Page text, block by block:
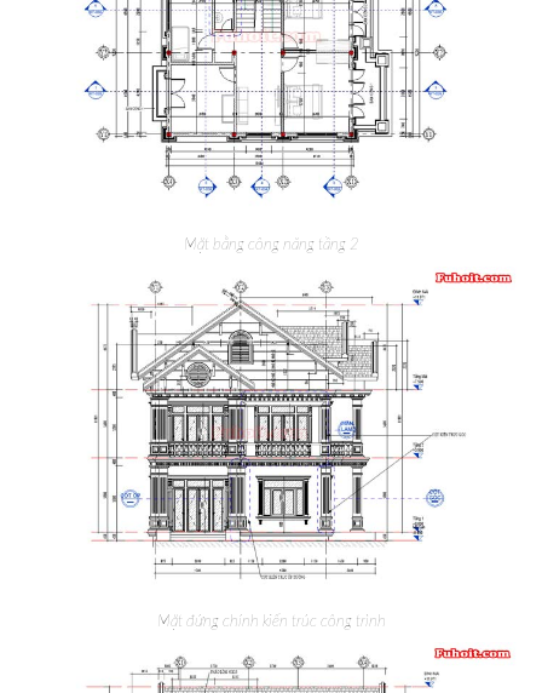
Mặt bằng công năng tầng 2
Mặt đứng chính kiến trúc công trình